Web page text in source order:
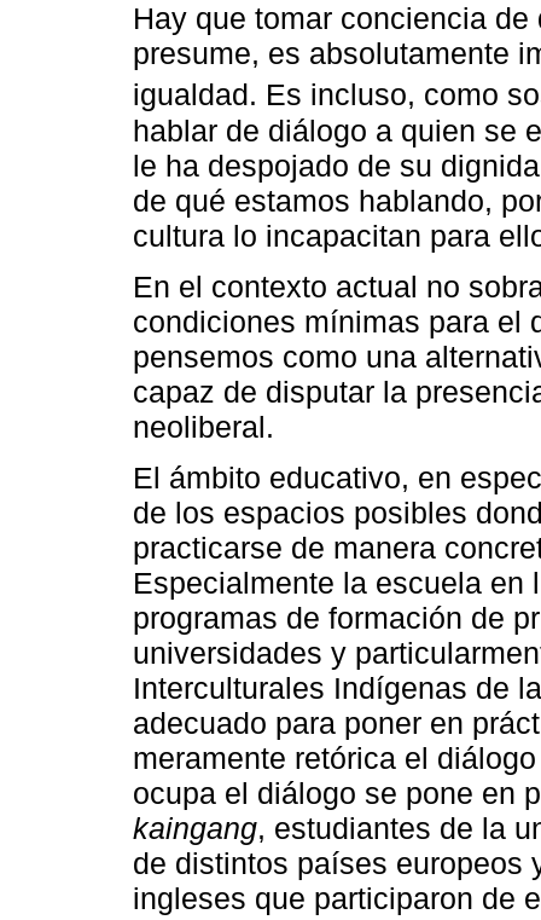
Hay que tomar conciencia
presume, es absolutamente
igualdad. Es incluso, como
hablar de diálogo a quien se
le ha despojado de su
de qué estamos hablando,
cultura lo incapacitan para
En el contexto actual no
condiciones mínimas para el
pensemos como una
capaz de disputar la
neoliberal.
El ámbito educativo, en
de los espacios posibles
practicarse de manera
Especialmente la escuela
programas de formación de
universidades y
Interculturales Indígenas de
adecuado para poner en
meramente retórica el
ocupa el diálogo se pone en
kaingang, estudiantes de la
de distintos países europeos
ingleses que participaron de